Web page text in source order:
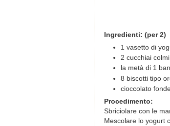
Ingredienti: (per 2)
1 vasetto di
2 cucchiai
la metà di 1
8 biscotti tipo
cioccolato
Procedimento:
Sbriciolare con le
Mescolare lo yogurt